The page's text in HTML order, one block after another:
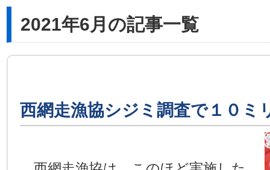
2021年6月の記事一覧
西網走漁協シジミ調査で１０ミ